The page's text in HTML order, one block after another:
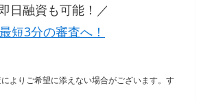
日融資も可能！／
短3分の審査へ！
よりご希望に添えない場合がございます。す